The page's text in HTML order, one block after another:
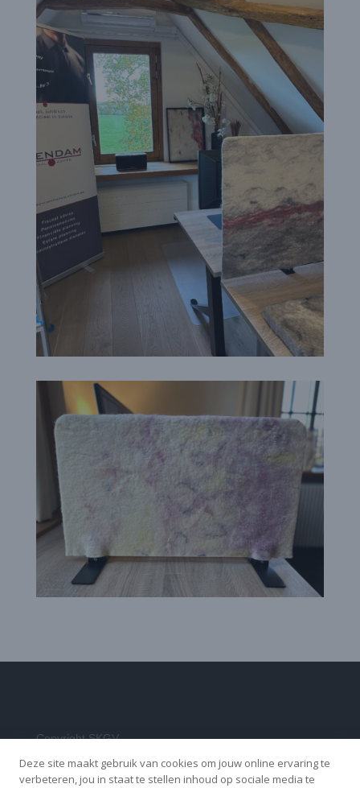
Copyright SKGV
Deze site maakt gebruik van cookies om jouw online ervaring te
verbeteren, jou in staat te stellen inhoud op sociale media te